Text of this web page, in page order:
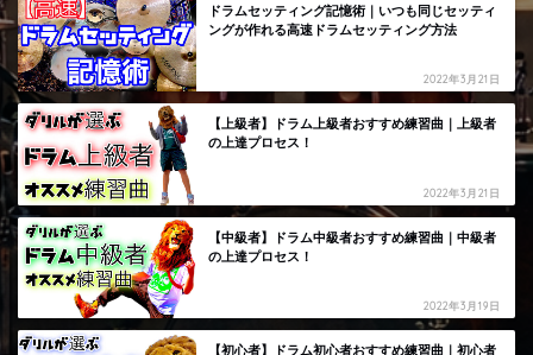
ドラムセッティング記憶術｜いつも同じセッティ
ングが作れる高速ドラムセッティング方法
2022年3月21日
【上級者】ドラム上級者おすすめ練習曲｜上級者
の上達プロセス！
2022年3月21日
【中級者】ドラム中級者おすすめ練習曲｜中級者
の上達プロセス！
2022年3月19日
【初心者】ドラム初心者おすすめ練習曲｜初心者